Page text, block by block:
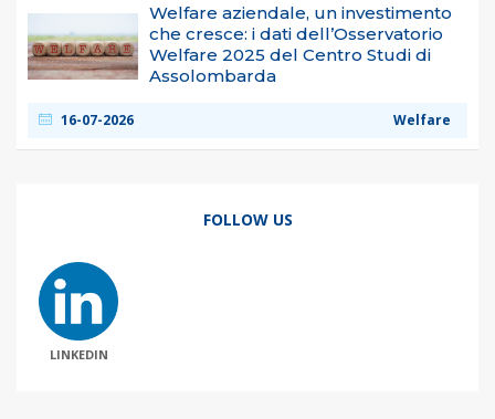
Welfare aziendale, un investimento
che cresce: i dati dell’Osservatorio
Welfare 2025 del Centro Studi di
Assolombarda
16-07-2026 Welfare
FOLLOW US
LINKEDIN